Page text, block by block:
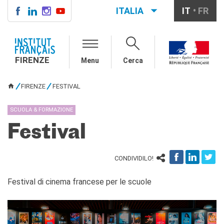
Direttore
La "Carta" dell'IFF
Demande de stage/Lavorare
con noi
Affittare i nostri spazi
Cinema in versione
originale
CORSI FRANCESE
Carta Giovani Nazionale
ITALIA IT FR
FIRENZE Menu Cerca
FIRENZE FESTIVAL
SCUOLA & FORMAZIONE
Festival
CONDIVIDILO!
Festival di cinema francese per le scuole